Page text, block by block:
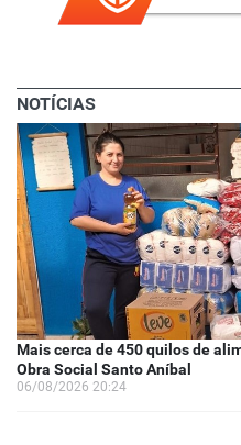
NOTÍCIAS
Mais cerca de 450 quilos de
Obra Social Santo Aníbal
06/08/2026 20:24